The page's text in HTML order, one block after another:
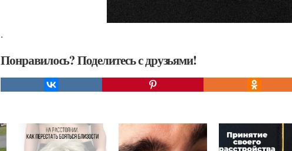
.
Понравилось? Поделитесь с друзьями!